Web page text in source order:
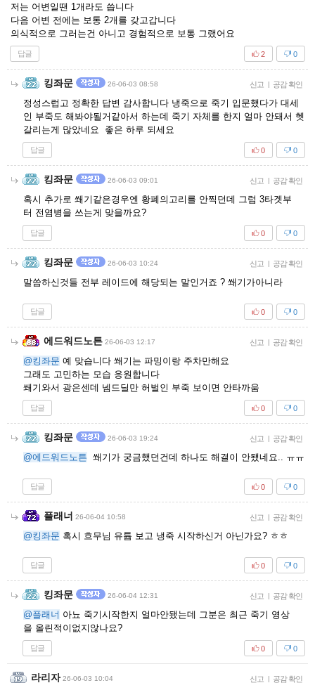
저는 어변일땐 1개라도 씁니다
다음 어변 전에는 보통 2개를 갖고갑니다
의식적으로 그러는건 아니고 경험적으로 보통 그랬어요
답글 0
2
킹좌문 26-06-03 08:58 신고 | 공감 확인
정성스럽고 정확한 답변 감사합니다 냉죽으로 죽기 입문했다가 대세
인 부죽도 해봐야될거같아서 하는데 죽기 자체를 한지 얼마 안돼서 헷
갈리는게 많았네요 좋은 하루 되세요
답글 0
0
킹좌문 26-06-03 09:01 신고 | 공감 확인
혹시 추가로 쐐기같은경우엔 황폐의고리를 안찍던데 그럼 3타겟부
터 전염병을 쓰는게 맞을까요?
답글 0
0
킹좌문 26-06-03 10:24 신고 | 공감 확인
말씀하신것들 전부 레이드에 해당되는 말인거죠 ? 쐐기가아니라
답글 0
0
에드워드노튼 26-06-03 12:17 신고 | 공감 확인
@킹좌문 예 맞습니다 쐐기는 파밍이랑 주차만해요
그래도 고민하는 모습 응원합니다
쐐기와서 광은센데 넴드딜만 허벌인 부죽 보이면 안타까움
답글 0
0
킹좌문 26-06-03 19:24 신고 | 공감 확인
@에드워드노튼 쐐기가 궁금했던건데 하나도 해결이 안됐네요.. ㅠㅠ
답글 0
0
플래너 26-06-04 10:58 신고 | 공감 확인
@킹좌문 혹시 흐무님 유튭 보고 냉죽 시작하신거 아닌가요? ㅎㅎ
답글 0
0
킹좌문 26-06-04 12:31 신고 | 공감 확인
@플래너 아뇨 죽기시작한지 얼마안됐는데 그분은 최근 죽기 영상
을 올린적이없지않나요?
답글 0
0
라리자 26-06-03 10:04 신고 | 공감 확인